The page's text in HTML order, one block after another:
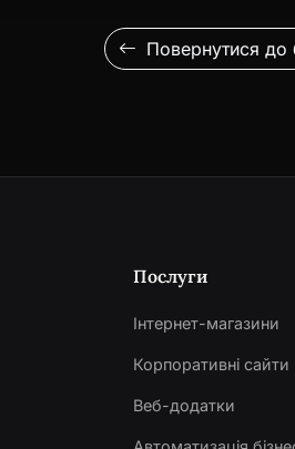
Повернутися до
Послуги
Інтернет-магазини
Корпоративні сайти
Веб-додатки